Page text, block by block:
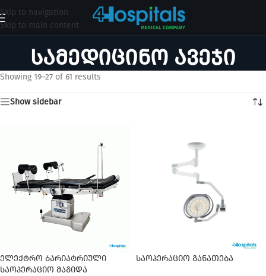
Skip to navigation
Skip to main content
სამედიცინო ავეჯი
Showing 19–27 of 61 results
Show sidebar
ელექტრო ბარიატრიული
საოპერაციო მაგიდა
საოპერაციო განათება